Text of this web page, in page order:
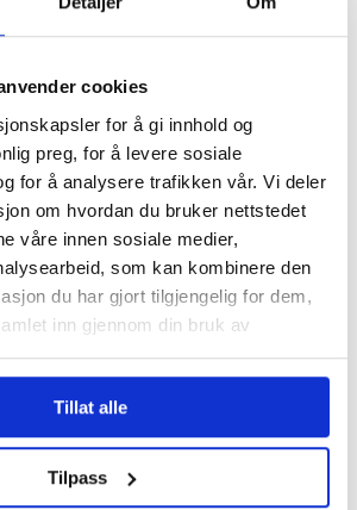
cookies
for å gi innhold og
preg, for å levere sosiale
for å analysere trafikken vår. Vi deler
om hvordan du bruker nettstedet
våre innen sosiale medier,
som kan kombinere den
du har gjort tilgjengelig for dem,
inn gjennom din bruk av
Tillat alle
Tilpass
alltid vært tilhenger av å
til FriFagbevegelse
i programmet i 2013 var
i Høyre. Men
Mange var mot det.
viktig fordi det slo fast
både er bra og
daværende statsråden